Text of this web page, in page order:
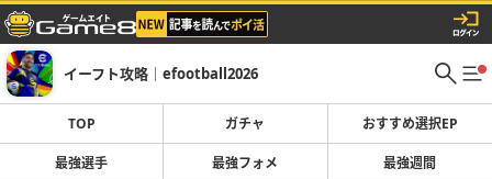
イーフト攻略｜efootball2026
TOP ガチャ おすすめ選択EP
最強選手 最強フォメ 最強週間